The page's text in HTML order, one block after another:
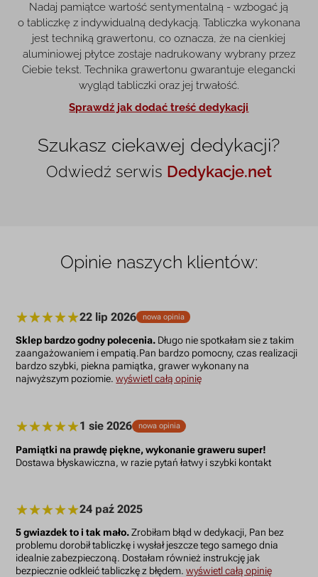
Nadaj pamiątce wartość sentymentalną - wzbogać ją
o tabliczkę z indywidualną dedykacją. Tabliczka wykonana
jest techniką grawertonu, co oznacza, że na cienkiej
aluminiowej płytce zostaje nadrukowany wybrany przez
Ciebie tekst. Technika grawertonu gwarantuje elegancki
wygląd tabliczki oraz jej trwałość.
Sprawdź jak dodać treść dedykacji
Szukasz ciekawej dedykacji?
Odwiedź serwis Dedykacje.net
Opinie naszych klientów:
22 lip 2026 nowa opinia
Sklep bardzo godny polecenia. Długo nie spotkałam sie z takim
zaangażowaniem i empatią.Pan bardzo pomocny, czas realizacji
bardzo szybki, piekna pamiątka, grawer wykonany na
najwyższym poziomie.wyświetl całą opinię
1 sie 2026 nowa opinia
Pamiątki na prawdę piękne, wykonanie graweru super!
Dostawa błyskawiczna, w razie pytań łatwy i szybki kontakt
24 paź 2025
5 gwiazdek to i tak mało.Zrobiłam błąd w dedykacji, Pan bez
problemu dorobił tabliczkę i wysłał jeszcze tego samego dnia
idealnie zabezpieczoną. Dostałam również instrukcję jak
bezpiecznie odkleić tabliczkę z błędem.wyświetl całą opinię